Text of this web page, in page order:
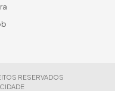
RESERVADOS